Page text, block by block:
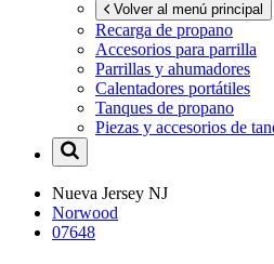
Volver al menú principal
Recarga de propano
Accesorios para parrilla
Parrillas y ahumadores
Calentadores portátiles
Tanques de propano
Piezas y accesorios de
Nueva Jersey NJ
Norwood
07648